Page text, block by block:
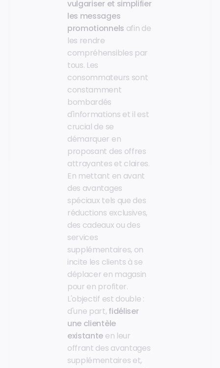
vulgariser et simplifier
les messages
promotionnels afin de
les rendre
compréhensibles par
tous. Les
consommateurs sont
constamment
bombardés
d'informations et il est
crucial de se
démarquer en
proposant des offres
attrayantes et claires.
En mettant en avant
des avantages
spéciaux tels que des
réductions exclusives,
des cadeaux ou des
services
supplémentaires, on
incite les clients à se
déplacer en magasin
pour en profiter.
L'objectif est double :
d'une part, fidéliser
une clientèle
existante en leur
offrant des avantages
supplémentaires et,